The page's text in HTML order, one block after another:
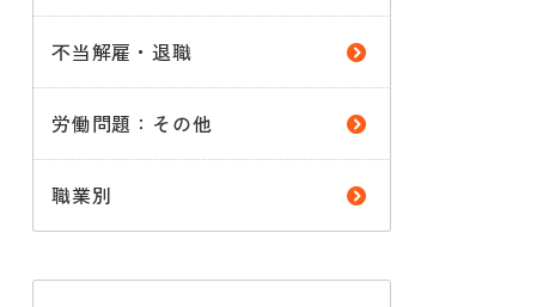
不当解雇・退職
労働問題：その他
職業別